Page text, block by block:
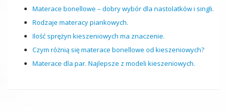
Materace bonellowe – dobry wybór dla nastolatków i singli.
Rodzaje materacy piankowych.
Ilość sprężyn kieszeniowych ma znaczenie.
Czym różnią się materace bonellowe od kieszeniowych?
Materace dla par. Najlepsze z modeli kieszeniowych.